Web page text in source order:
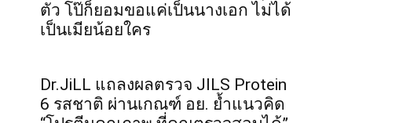
ตัว โป๊ก็ยอมขอแค่เป็นนางเอก ไม่ได้
เป็นเมียน้อยใคร
Dr.JiLL แถลงผลตรวจ JILS Protein
6 รสชาติ ผ่านเกณฑ์ อย. ย้ำแนวคิด